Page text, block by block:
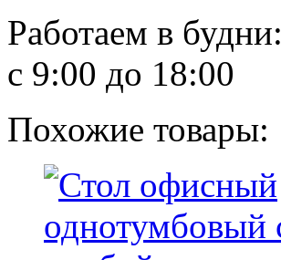
Работаем в будни:
с 9:00 до 18:00
Похожие товары: